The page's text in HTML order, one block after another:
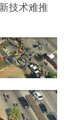
技术难推